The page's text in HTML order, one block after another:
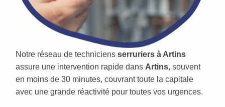
Notre réseau de techniciens serruriers à Artins
assure une intervention rapide dans Artins, souvent
en moins de 30 minutes, couvrant toute la capitale
avec une grande réactivité pour toutes vos urgences.